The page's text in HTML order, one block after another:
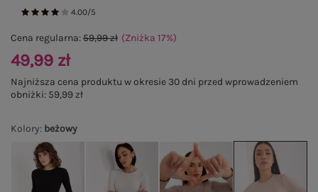
4.00/5
Kolory: beżowy
Cena regularna:59,99 zł (Zniżka 17%)
49,99 zł
Najniższa cena produktu w okresie 30 dni przed wprowadzeniem
obniżki: 59,99 zł